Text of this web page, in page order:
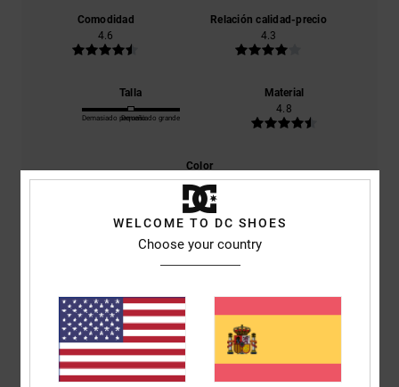
Comodidad
4.6
Relación calidad-precio
4.3
Talla
Demasiado pequeñoDemasiado grande
Material
4.8
Color
4.8
5
Stephane5. junio 2026
Compra verificada
Me gustan mucho los zapatos DC.
WELCOME TO DC SHOES
Choose your country